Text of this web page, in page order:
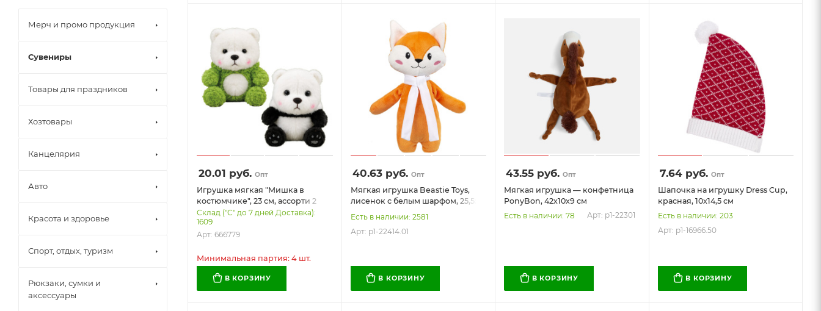
20.01 руб. Опт
Игрушка мягкая "Мишка в
костюмчике", 23 см, ассорти 2
дизайна, WOOZOO (ВУЗУ),
666779
Склад ("С" до 7 дней Доставка):
1609
Арт: 666779
Минимальная партия: 4 шт.
В КОРЗИНУ
40.63руб. Опт
Мягкая игрушка Beastie Toys,
лисенок с белым шарфом, 25,5х11
см
Есть в наличии: 2581
Арт: p1-22414.01
В КОРЗИНУ
43.55 руб. Опт
Мягкая игрушка — конфетница
PonyBon, 42х10х9 см
Есть в наличии: 78
Арт: p1-22301
В КОРЗИНУ
7.64руб. Опт
Шапочка на игрушку Dress Cup,
красная, 10х14,5 см
Есть в наличии: 203
Арт: p1-16966.50
В КОРЗИНУ
Мерч и промо продукция
Сувениры
Товары для праздников
Хозтовары
Канцелярия
Авто
Красота и здоровье
Спорт, отдых, туризм
Рюкзаки, сумки и
аксессуары